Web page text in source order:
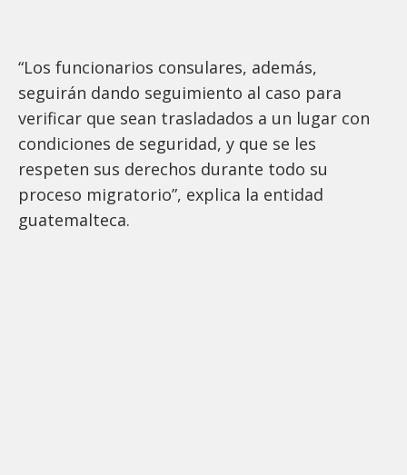
“Los funcionarios consulares, además,
seguirán dando seguimiento al caso para
verificar que sean trasladados a un lugar con
condiciones de seguridad, y que se les
respeten sus derechos durante todo su
proceso migratorio”, explica la entidad
guatemalteca.